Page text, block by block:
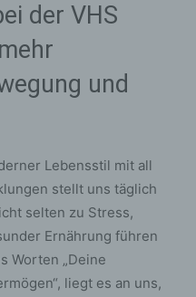
der VHS
und
Lebensstil mit all
stellt uns täglich
selten zu Stress,
Ernährung führen
Worten „Deine
liegt es an uns,